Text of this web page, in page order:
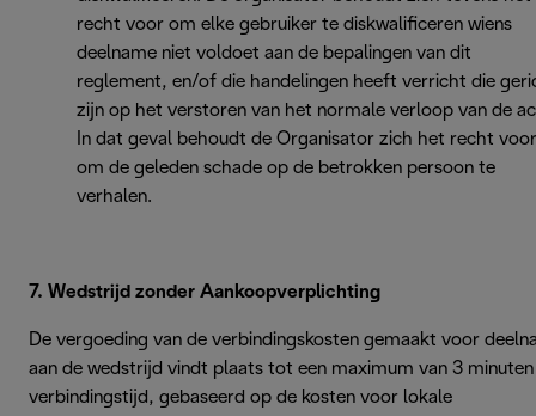
recht voor om elke gebruiker te diskwalificeren wiens
deelname niet voldoet aan de bepalingen van dit
reglement, en/of die handelingen heeft verricht die
zijn op het verstoren van het normale verloop van de
In dat geval behoudt de Organisator zich het recht voor
om de geleden schade op de betrokken persoon te
verhalen.
7. Wedstrijd zonder Aankoopverplichting
De vergoeding van de verbindingskosten gemaakt voor
aan de wedstrijd vindt plaats tot een maximum van 3 minuten
verbindingstijd, gebaseerd op de kosten voor lokale